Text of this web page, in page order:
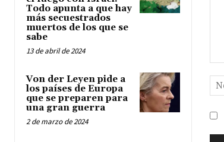
Todo apunta a que hay
más secuestrados
muertos de los que se
sabe
13 de abril de 2024
Von der Leyen pide a
los países de Europa
que se preparen para
una gran guerra
2 de marzo de 2024